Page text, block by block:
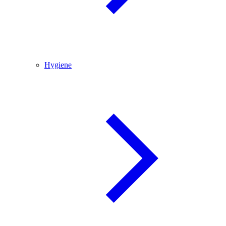
Hygiene